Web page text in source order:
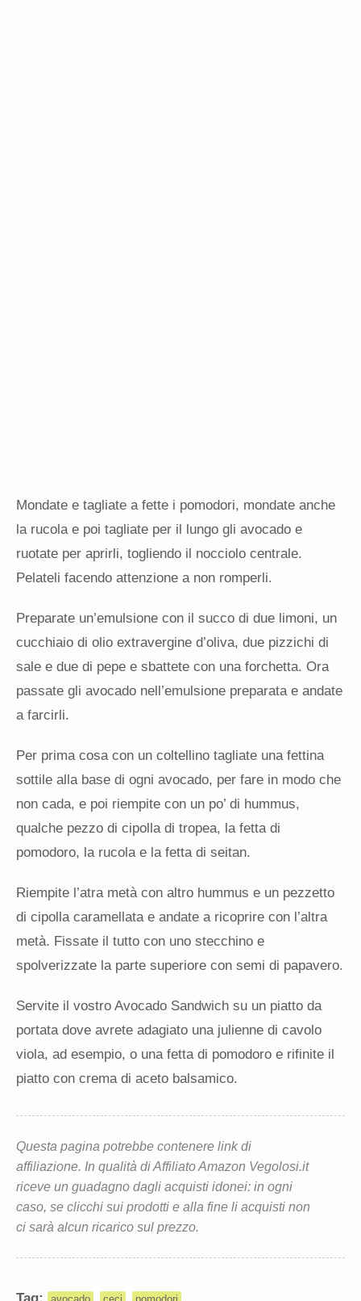
Mondate e tagliate a fette i pomodori, mondate anche
la rucola e poi tagliate per il lungo gli avocado e
ruotate per aprirli, togliendo il nocciolo centrale.
Pelateli facendo attenzione a non romperli.
Preparate un’emulsione con il succo di due limoni, un
cucchiaio di olio extravergine d’oliva, due pizzichi di
sale e due di pepe e sbattete con una forchetta. Ora
passate gli avocado nell’emulsione preparata e andate
a farcirli.
Per prima cosa con un coltellino tagliate una fettina
sottile alla base di ogni avocado, per fare in modo che
non cada, e poi riempite con un po’ di hummus,
qualche pezzo di cipolla di tropea, la fetta di
pomodoro, la rucola e la fetta di seitan.
Riempite l’atra metà con altro hummus e un pezzetto
di cipolla caramellata e andate a ricoprire con l’altra
metà. Fissate il tutto con uno stecchino e
spolverizzate la parte superiore con semi di papavero.
Servite il vostro Avocado Sandwich su un piatto da
portata dove avrete adagiato una julienne di cavolo
viola, ad esempio, o una fetta di pomodoro e rifinite il
piatto con crema di aceto balsamico.
Questa pagina potrebbe contenere link di
affiliazione. In qualità di Affiliato Amazon Vegolosi.it
riceve un guadagno dagli acquisti idonei: in ogni
caso, se clicchi sui prodotti e alla fine li acquisti non
ci sarà alcun ricarico sul prezzo.